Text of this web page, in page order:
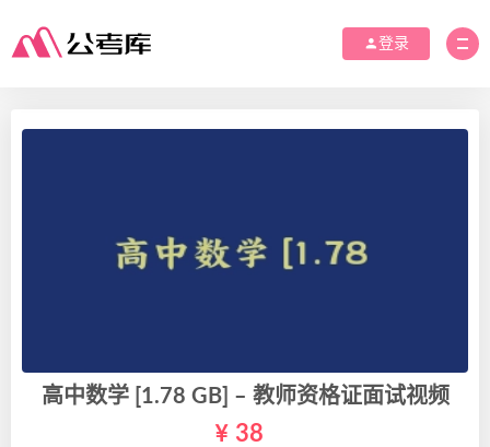
登录
高中数学 [1.78 GB] – 教师资格证面试视频
38